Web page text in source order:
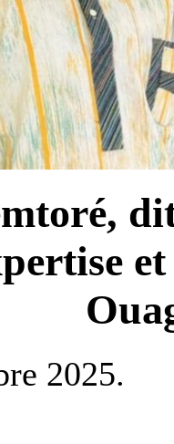
2025.